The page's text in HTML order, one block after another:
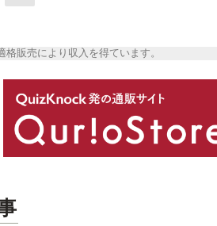
販売により収入を得ています。